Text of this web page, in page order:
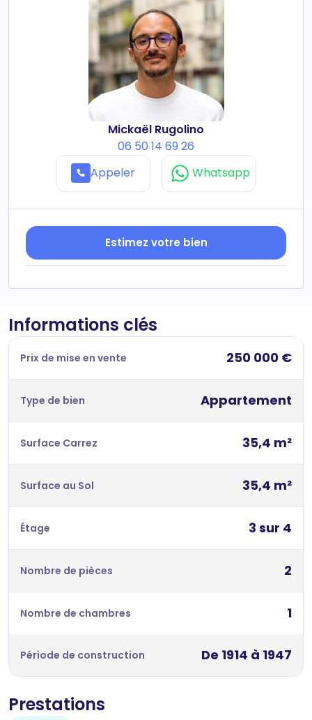
Mickaël Rugolino
06 50 14 69 26
Appeler
Whatsapp
Estimez votre bien
Informations clés
Prix de mise en vente 250 000 €
Type de bien Appartement
Surface Carrez 35,4 m²
Surface au Sol 35,4 m²
Étage 3 sur 4
Nombre de pièces 2
Nombre de chambres 1
Période de construction De 1914 à 1947
Prestations